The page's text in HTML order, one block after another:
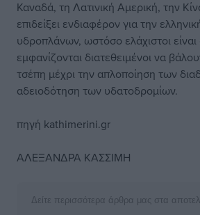
Καναδά, τη Λατινική Αμερική, την
επιδείξει ενδιαφέρον για την
υδροπλάνων, ωστόσο ελάχιστοι είναι
εμφανίζονται διατεθειμένοι να
τσέπη μέχρι την απλοποίηση των
αδειοδότηση των υδατοδρομίων.
πηγή kathimerini.gr
ΑΛΕΞΑΝΔΡΑ ΚΑΣΣΙΜΗ
Δείτε περισσότερα άρθρα μας στα